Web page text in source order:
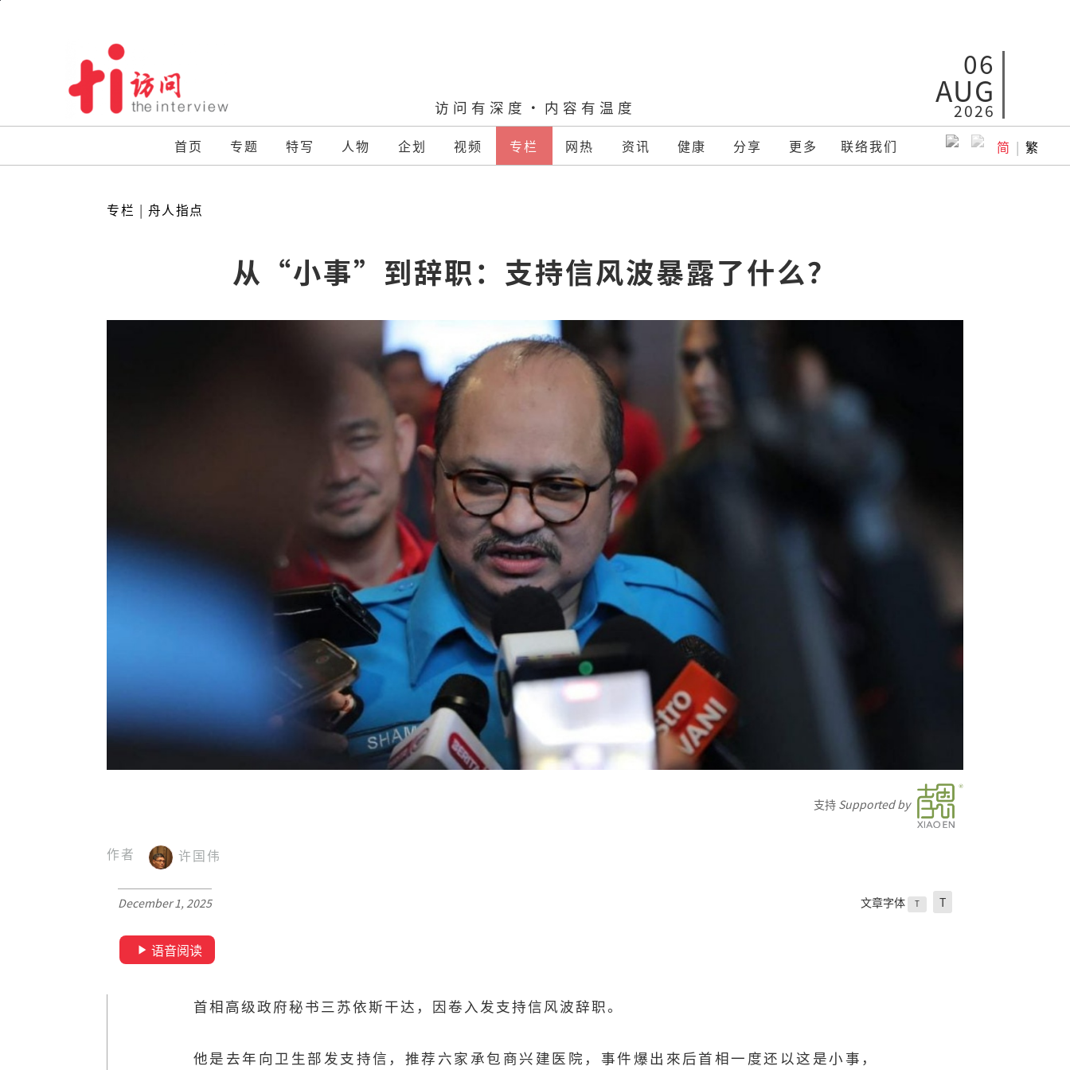
访问有深度·内容有温度
06
AUG
2026
首页 专题 特写 人物 企划 视频 专栏 网热 资讯 健康 分享 更多 联络我们 简 | 繁
专栏 | 舟人指点
从“小事”到辞职：支持信风波暴露了什么？
支持 Supported by
作者 许国伟
December 1, 2025 文章字体 T T
语音阅读
首相高级政府秘书三苏依斯干达，因卷入发支持信风波辞职。
他是去年向卫生部发支持信，推荐六家承包商兴建医院，事件爆出來后首相一度还以这是小事，